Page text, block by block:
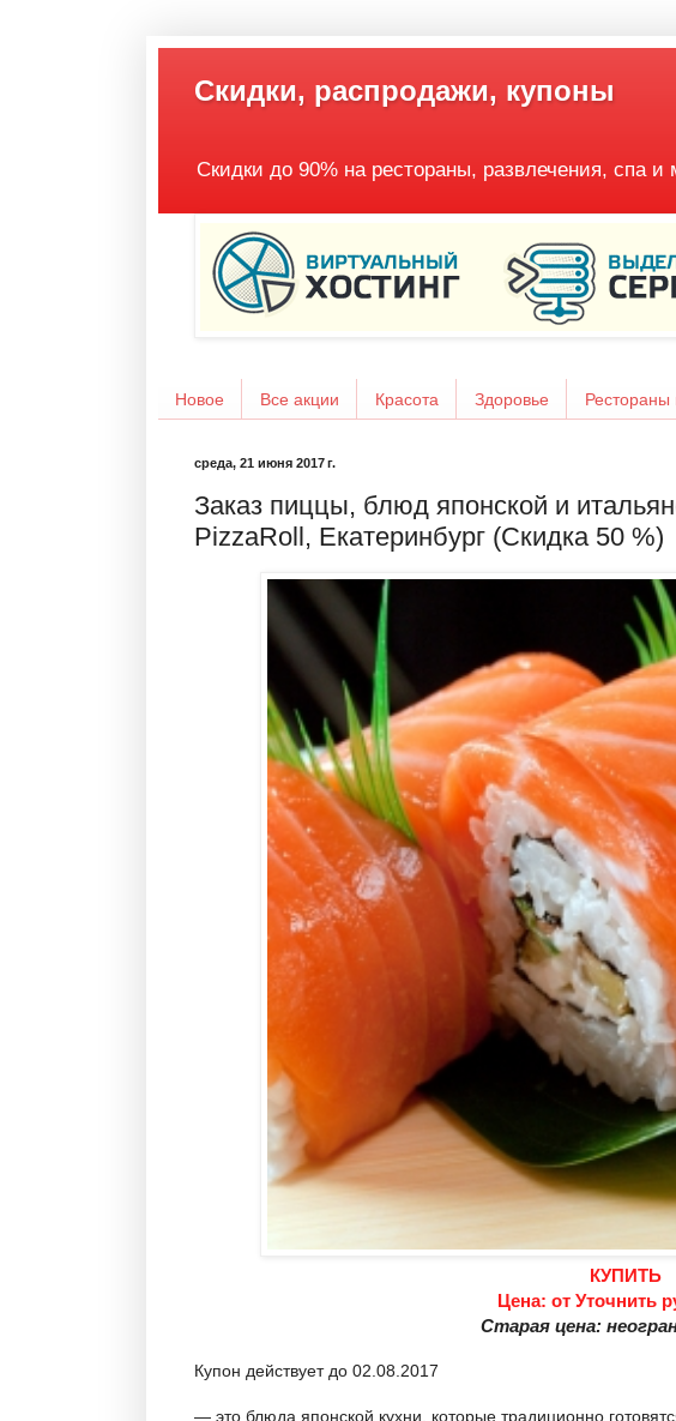
Скидки, распродажи, купоны
Скидки до 90% на рестораны, развлечения, спа и
Новое Все акции Красота Здоровье
среда, 21 июня 2017 г.
Заказ пиццы, блюд японской и
PizzaRoll, Екатеринбург (Скидка 50 %)
КУПИТЬ
Цена: от Уточнить
Старая цена:
Купон действует до 02.08.2017
— это блюда японской кухни, которые традиционно